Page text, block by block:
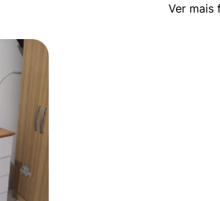
Ver mais